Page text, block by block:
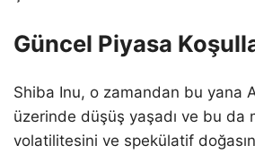
Güncel Piyasa
Shiba Inu, o zamandan bu yana
üzerinde düşüş yaşadı ve bu da
volatilitesini ve spekülatif